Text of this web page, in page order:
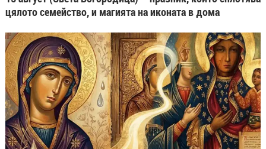
цялото семейство, и магията на иконата в дома